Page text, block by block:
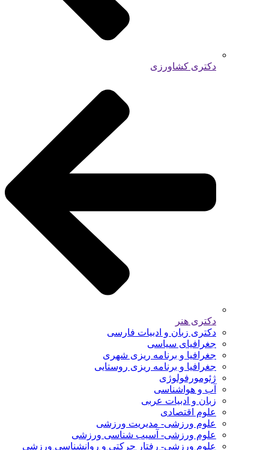
دکتری کشاورزی
دکتری هنر
دکتری زبان و ادبیات فارسی
جغرافیای سیاسی
جغرافیا و برنامه ریزی شهری
جغرافیا و برنامه ریزی روستایی
ژئومورفولوژی
آب و هواشناسی
زبان و ادبیات عربی
علوم اقتصادی
علوم ورزشی- مدیریت ورزشی
علوم ورزشی- آسیب شناسی ورزشی
علوم ورزشی- رفتار حرکتی و روانشناسی ورزشی